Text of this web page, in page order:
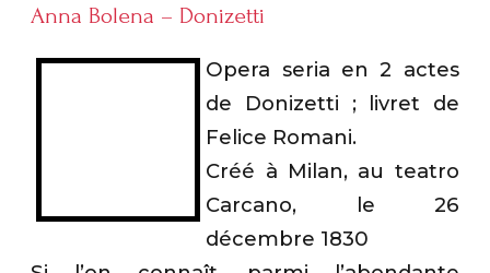
Anna Bolena – Donizetti
Opera seria en 2 actes
de Donizetti ; livret de
Felice Romani.
Créé à Milan, au teatro
Carcano, le 26
décembre 1830